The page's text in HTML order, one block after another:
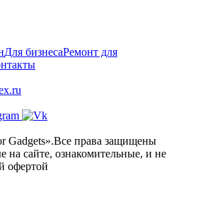
Для бизнесаРемонт для
Gadgets».Все права защищены
на сайте, ознакомительные, и не
офертой